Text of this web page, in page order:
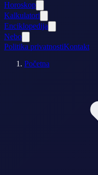
Horoskop
Kalkulatori
Enciklopedija
Nebo
Politika privatnostiKontakt
Početna